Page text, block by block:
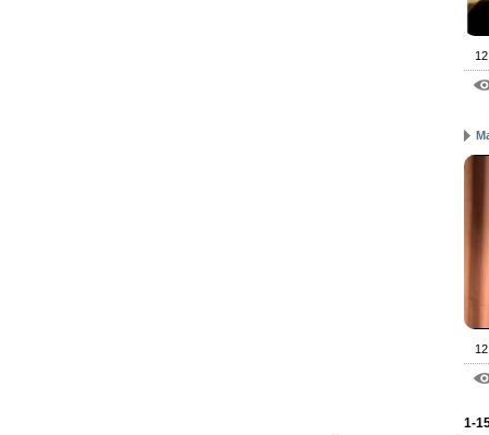
1-